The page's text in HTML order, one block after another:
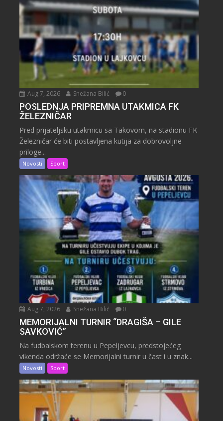
Aug 7, 2026 Snežana Bilić 0
POSLEDNJA PRIPREMNA UTAKMICA FK
ŽELEZNIČAR
Pred prijateljsku utakmicu sa Takovom, na stadionu FK
Železničar će biti postavljena kutija za dobrovoljne
priloge...
Novosti Sport
Aug 7, 2026 Snežana Bilić 0
MEMORIJALNI TURNIR “DRAGIŠA – GILE
SAVKOVIĆ”
Na fudbalskom terenu u Pepeljevcu, predstojećeg
vikenda održaće se Memorijalni turnir u čast i u znak...
Novosti Sport